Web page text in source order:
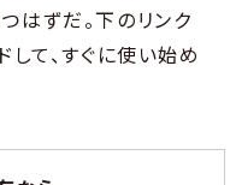
はずだ。下のリンク
して、すぐに使い始め